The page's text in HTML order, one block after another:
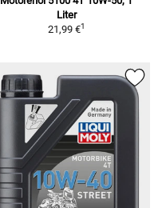
Liter
21,99 €1